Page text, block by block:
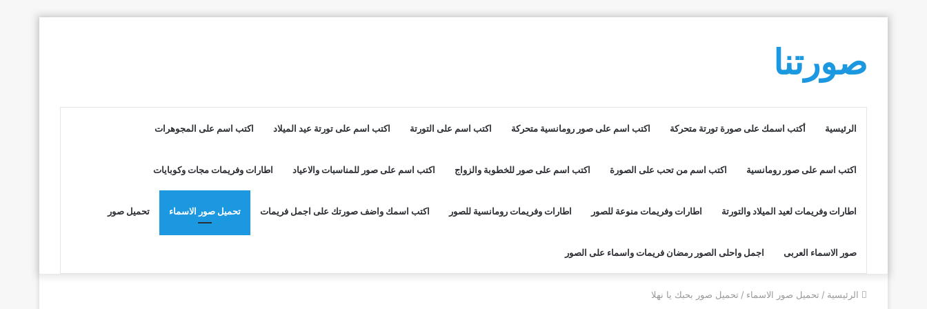
صورتنا
الرئيسية أكتب اسمك على صورة تورتة متحركة اكتب اسم على صور رومانسية متحركة اكتب اسم على التورتة اكتب اسم على تورتة عيد الميلاد اكتب اسم على المجوهرات
اكتب اسم على صور رومانسية اكتب اسم من تحب على الصورة اكتب اسم على صور للخطوبة والزواج اكتب اسم على صور للمناسبات والاعياد اطارات وفريمات مجات وكوبايات
اطارات وفريمات لعيد الميلاد والتورتة اطارات وفريمات منوعة للصور اطارات وفريمات رومانسية للصور اكتب اسمك واضف صورتك على اجمل فريمات تحميل صور الاسماء تحميل صور
صور الاسماء العربى اجمل واحلى الصور رمضان فريمات واسماء على الصور
الرئيسية / تحميل صور الاسماء / تحميل صور بحبك يا نهلا